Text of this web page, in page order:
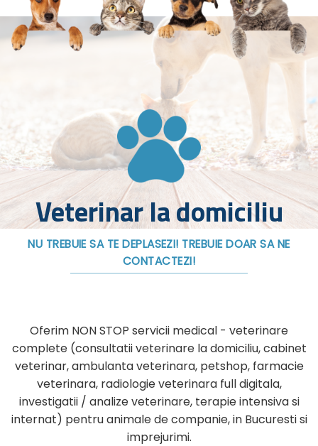
Veterinar la domiciliu
NU TREBUIE SA TE DEPLASEZI! TREBUIE DOAR SA NE
CONTACTEZI!
Oferim NON STOP servicii medical - veterinare
complete (consultatii veterinare la domiciliu, cabinet
veterinar, ambulanta veterinara, petshop, farmacie
veterinara, radiologie veterinara full digitala,
investigatii / analize veterinare, terapie intensiva si
internat) pentru animale de companie, in Bucuresti si
imprejurimi.